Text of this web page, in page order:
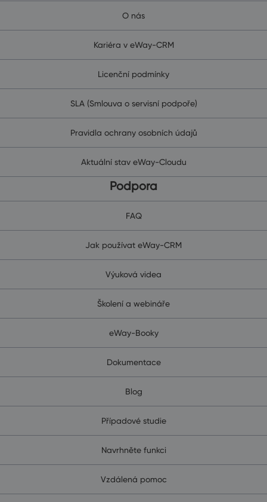
O nás
Kariéra v eWay-CRM
Licenční podmínky
SLA (Smlouva o servisní podpoře)
Pravidla ochrany osobních údajů
Aktuální stav eWay-Cloudu
Podpora
FAQ
Jak používat eWay-CRM
Výuková videa
Školení a webináře
eWay-Booky
Dokumentace
Blog
Případové studie
Navrhněte funkci
Vzdálená pomoc